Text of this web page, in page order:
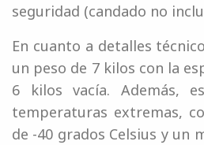
seguridad (candado no
En cuanto a detalles
un peso de 7 kilos con la
6 kilos vacía. Además,
temperaturas extremas,
de -40 grados Celsius y un